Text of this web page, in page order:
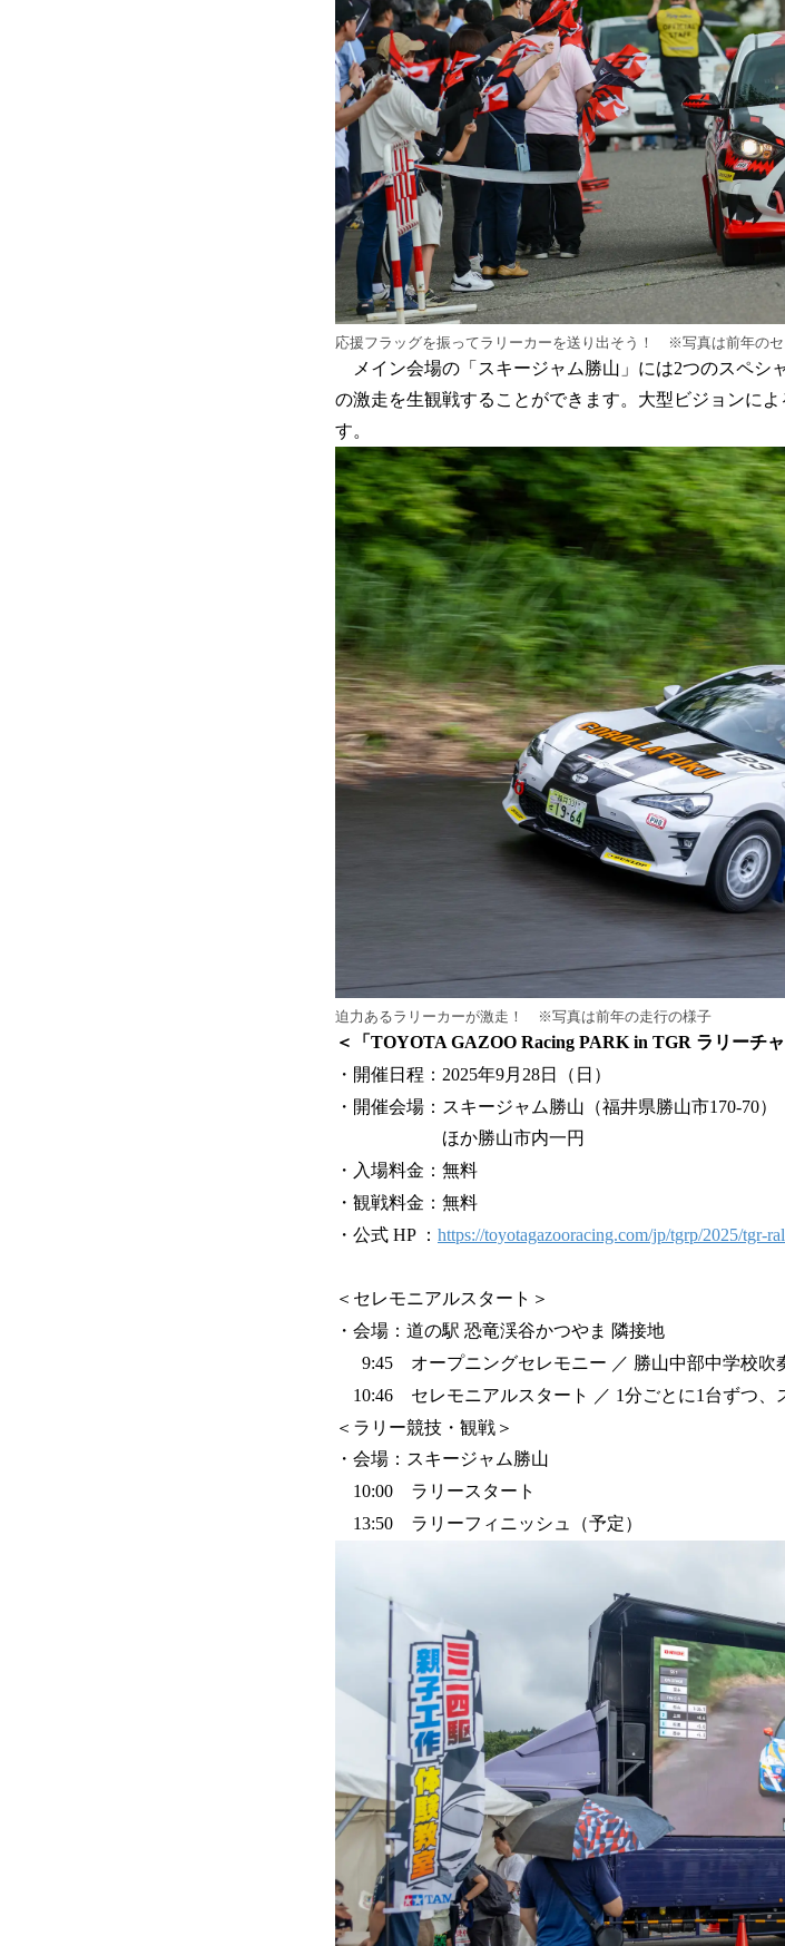
応援フラッグを振ってラリーカーを送り出そう！ ※写真は前年の
メイン会場の「スキージャム勝山」には2つのスペシ
の激走を生観戦することができます。大型ビジョンに
す。
迫力あるラリーカーが激走！ ※写真は前年の走行の様子
＜「TOYOTA GAZOO Racing PARK in TGR ラリーチ
・開催日程：2025年9月28日（日）
・開催会場：スキージャム勝山（福井県勝山市170-70
ほか勝山市内一円
・入場料金：無料
・観戦料金：無料
・公式 HP ： https://toyotagazooracing.com/jp/tgrp/2025/tgr-
＜セレモニアルスタート＞
・会場：道の駅 恐竜渓谷かつやま 隣接地
9:45 オープニングセレモニー ／ 勝山中部中学校吹
10:46 セレモニアルスタート ／ 1分ごとに1台ずつ、
＜ラリー競技・観戦＞
・会場：スキージャム勝山
10:00 ラリースタート
13:50 ラリーフィニッシュ（予定）